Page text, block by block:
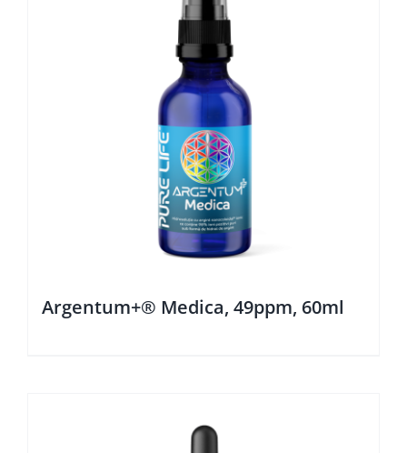
Argentum+® Medica, 49ppm, 60ml